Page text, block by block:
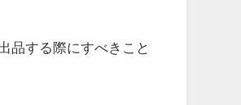
品する際にすべきこと